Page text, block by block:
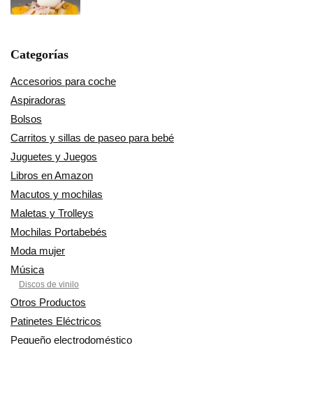
Categorías
Accesorios para coche
Aspiradoras
Bolsos
Carritos y sillas de paseo para bebé
Juguetes y Juegos
Libros en Amazon
Macutos y mochilas
Maletas y Trolleys
Mochilas Portabebés
Moda mujer
Música
Discos de vinilo
Otros Productos
Patinetes Eléctricos
Pequeño electrodoméstico